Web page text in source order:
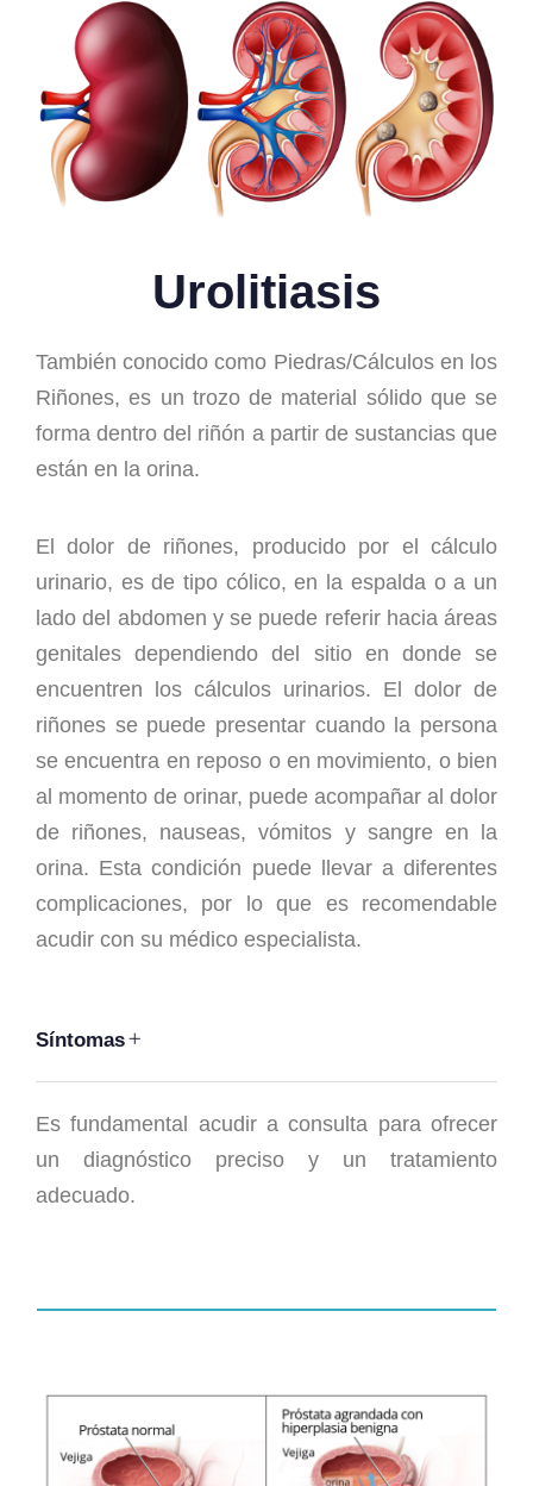
Urolitiasis
También conocido como Piedras/Cálculos en los
Riñones, es un trozo de material sólido que se
forma dentro del riñón a partir de sustancias que
están en la orina.
El dolor de riñones, producido por el cálculo
urinario, es de tipo cólico, en la espalda o a un
lado del abdomen y se puede referir hacia áreas
genitales dependiendo del sitio en donde se
encuentren los cálculos urinarios. El dolor de
riñones se puede presentar cuando la persona
se encuentra en reposo o en movimiento, o bien
al momento de orinar, puede acompañar al dolor
de riñones, nauseas, vómitos y sangre en la
orina. Esta condición puede llevar a diferentes
complicaciones, por lo que es recomendable
acudir con su médico especialista.
Síntomas
Es fundamental acudir a consulta para ofrecer
un diagnóstico preciso y un tratamiento
adecuado.